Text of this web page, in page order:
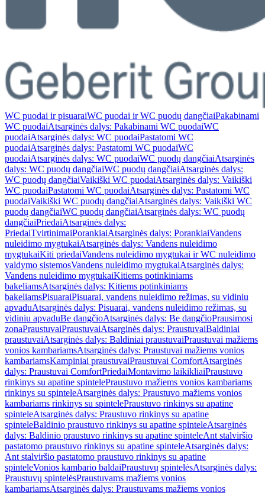
WC puodai ir pisuaraiWC puodai ir WC puodų dangčiaiPakabinami
WC puodaiAtsarginės dalys: Pakabinami WC puodaiWC
puodaiAtsarginės dalys: WC puodaiPastatomi WC
puodaiAtsarginės dalys: Pastatomi WC puodaiWC
puodaiAtsarginės dalys: WC puodaiWC puodų dangčiaiAtsarginės
dalys: WC puodų dangčiaiWC puodų dangčiaiAtsarginės dalys:
WC puodų dangčiaiVaikiški WC puodaiAtsarginės dalys: Vaikiški
WC puodaiPastatomi WC puodaiAtsarginės dalys: Pastatomi WC
puodaiVaikiški WC puodų dangčiaiAtsarginės dalys: Vaikiški WC
puodų dangčiaiWC puodų dangčiaiAtsarginės dalys: WC puodų
dangčiaiPriedaiAtsarginės dalys:
PriedaiTvirtinimaiPorankiaiAtsarginės dalys: PorankiaiVandens
nuleidimo mygtukaiAtsarginės dalys: Vandens nuleidimo
mygtukaiKiti priedaiVandens nuleidimo mygtukai ir WC nuleidimo
valdymo sistemosVandens nuleidimo mygtukaiAtsarginės dalys:
Vandens nuleidimo mygtukaiKitiems potinkiniams
bakeliamsAtsarginės dalys: Kitiems potinkiniams
bakeliamsPisuaraiPisuarai, vandens nuleidimo režimas, su vidiniu
apvaduAtsarginės dalys: Pisuarai, vandens nuleidimo režimas, su
vidiniu apvaduBe dangčioAtsarginės dalys: Be dangčioPrausimosi
zonaPraustuvaiPraustuvaiAtsarginės dalys: PraustuvaiBaldiniai
praustuvaiAtsarginės dalys: Baldiniai praustuvaiPraustuvai mažiems
vonios kambariamsAtsarginės dalys: Praustuvai mažiems vonios
kambariamsKampiniai praustuvaiPraustuvai ComfortAtsarginės
dalys: Praustuvai ComfortPriedaiMontavimo laikikliaiPraustuvo
rinkinys su apatine spintelePraustuvo mažiems vonios kambariams
rinkinys su spinteleAtsarginės dalys: Praustuvo mažiems vonios
kambariams rinkinys su spintelePraustuvo rinkinys su apatine
spinteleAtsarginės dalys: Praustuvo rinkinys su apatine
spinteleBaldinio praustuvo rinkinys su apatine spinteleAtsarginės
dalys: Baldinio praustuvo rinkinys su apatine spinteleAnt stalviršio
pastatomo praustuvo rinkinys su apatine spinteleAtsarginės dalys:
Ant stalviršio pastatomo praustuvo rinkinys su apatine
spinteleVonios kambario baldaiPraustuvų spintelėsAtsarginės dalys:
Praustuvų spintelėsPraustuvams mažiems vonios
kambariamsAtsarginės dalys: Praustuvams mažiems vonios